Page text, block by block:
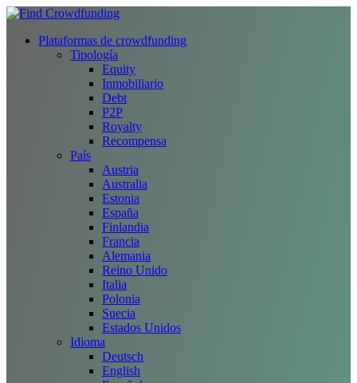
Plataformas de crowdfunding
Tipología
Equity
Inmobiliario
Debt
P2P
Royalty
Recompensa
País
Austria
Australia
Estonia
España
Finlandia
Francia
Alemania
Reino Unido
Italia
Polonia
Suecia
Estados Unidos
Idioma
Deutsch
English